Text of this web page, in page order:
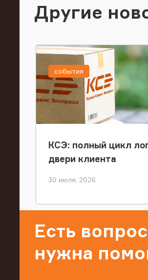
Другие
КСЭ: полный цикл
двери клиента
30 июля, 2026
события
Есть
нужна